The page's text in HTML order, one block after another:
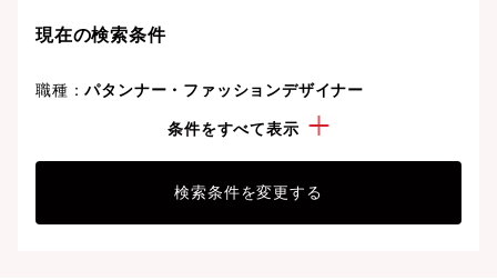
現在の検索条件
職種：パタンナー・ファッションデザイナー
新着求人条件をすべて表示
検索条件を変更する